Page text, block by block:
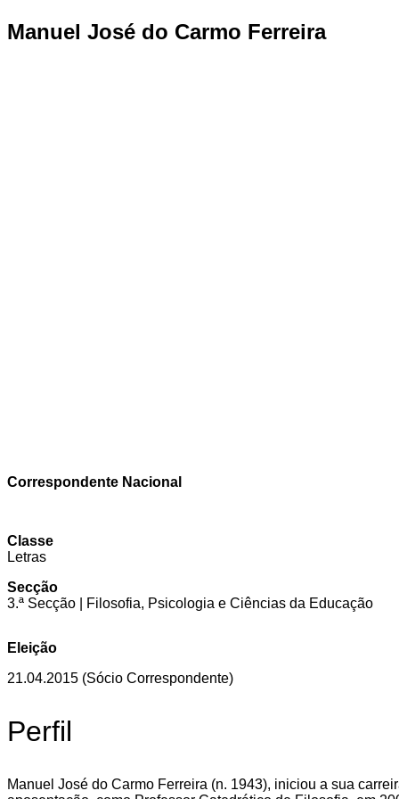
Manuel José do Carmo Ferreira
Correspondente Nacional
Classe
Letras
Secção
3.ª Secção | Filosofia, Psicologia e Ciências da Educação
Eleição
21.04.2015 (Sócio Correspondente)
Perfil
Manuel José do Carmo Ferreira (n. 1943), iniciou a sua